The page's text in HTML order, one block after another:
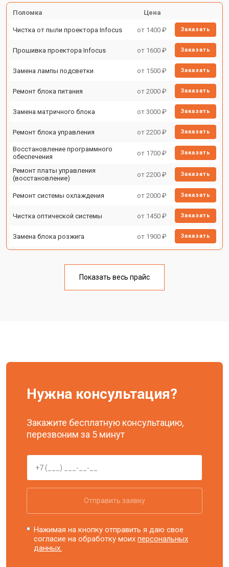
Поломка Цена
Чистка от пыли проектора Infocus от 1400 ₽ Заказать
Прошивка проектора Infocus от 1600 ₽ Заказать
Замена лампы подсветки от 1500 ₽ Заказать
Ремонт блока питания от 2000 ₽ Заказать
Замена матричного блока от 3000 ₽ Заказать
Ремонт блока управления от 2200 ₽ Заказать
Восстановление программного
обеспечения
от 1700 ₽ Заказать
Ремонт платы управления
(восстановление)
от 2200 ₽ Заказать
Ремонт системы охлаждения от 2000 ₽ Заказать
Чистка оптической системы от 1450 ₽ Заказать
Замена блока розжига от 1900 ₽ Заказать
Показать весь прайс
Нужна консультация?
Закажите бесплатную консультацию,
перезвоним за 5 минут
Отправить заявку
Нажимая на кнопку отправить я даю свое
согласие на обработку моихперсональных
данных.